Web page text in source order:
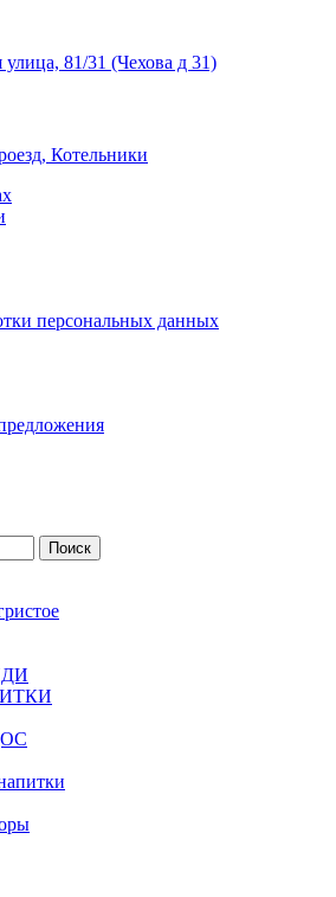
81/31 (Чехова д 31)
Котельники
персональных данных
Поиск